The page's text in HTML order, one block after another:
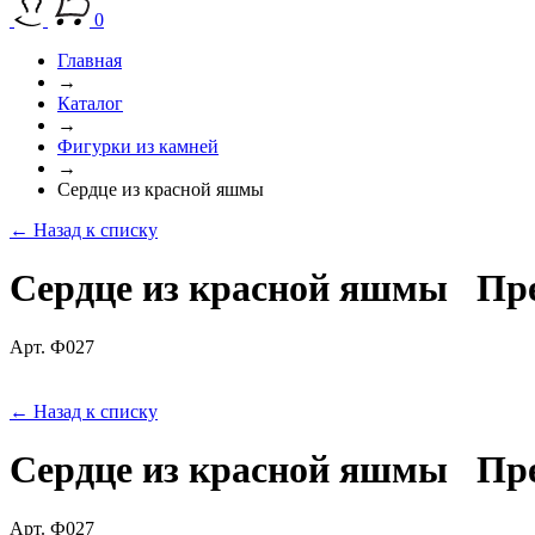
0
Главная
→
Каталог
→
Фигурки из камней
→
Сердце из красной яшмы
← Назад к списку
Сердце из красной яшмы
Арт. Ф027
← Назад к списку
Сердце из красной яшмы
Арт. Ф027